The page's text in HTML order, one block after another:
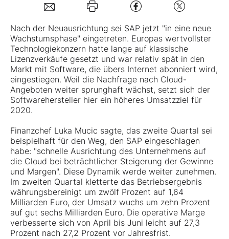
Folgen Sie uns
Kontakt
Nach der Neuausrichtung sei SAP jetzt "in eine neue
Wachstumsphase" eingetreten. Europas wertvollster
Technologiekonzern hatte lange auf klassische
Lizenzverkäufe gesetzt und war relativ spät in den
Markt mit Software, die übers Internet abonniert wird,
eingestiegen. Weil die Nachfrage nach Cloud-
Angeboten weiter sprunghaft wächst, setzt sich der
Softwarehersteller hier ein höheres Umsatzziel für
2020.
Finanzchef Luka Mucic sagte, das zweite Quartal sei
beispielhaft für den Weg, den SAP eingeschlagen
habe: "schnelle Ausrichtung des Unternehmens auf
die Cloud bei beträchtlicher Steigerung der Gewinne
und Margen". Diese Dynamik werde weiter zunehmen.
Im zweiten Quartal kletterte das Betriebsergebnis
währungsbereinigt um zwölf Prozent auf 1,64
Milliarden Euro, der Umsatz wuchs um zehn Prozent
auf gut sechs Milliarden Euro. Die operative Marge
verbesserte sich von April bis Juni leicht auf 27,3
Prozent nach 27,2 Prozent vor Jahresfrist.